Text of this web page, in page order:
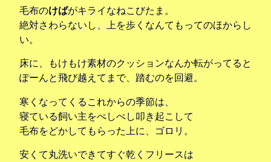
毛布のけばがキライなねこびたま。
絶対さわらないし、上を歩くなんてもってのほからし
い。
床に、もけもけ素材のクッションなんか転がってると
ぽーんと飛び越えてまで、踏むのを回避。
寒くなってくるこれからの季節は、
寝ている飼い主をぺしぺし叩き起こして
毛布をどかしてもらった上に、ゴロリ。
安くて丸洗いできてすぐ乾くフリースは